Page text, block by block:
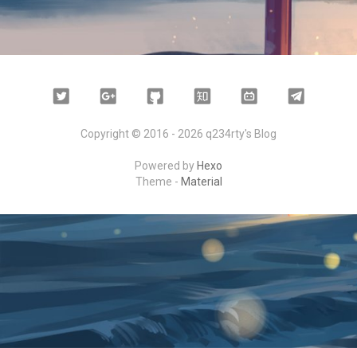
Twitter
Google
Github Zhihu Bilibili Telegram
Copyright © 2016 - 2026 q234rty's Blog
Powered by Hexo
Theme - Material